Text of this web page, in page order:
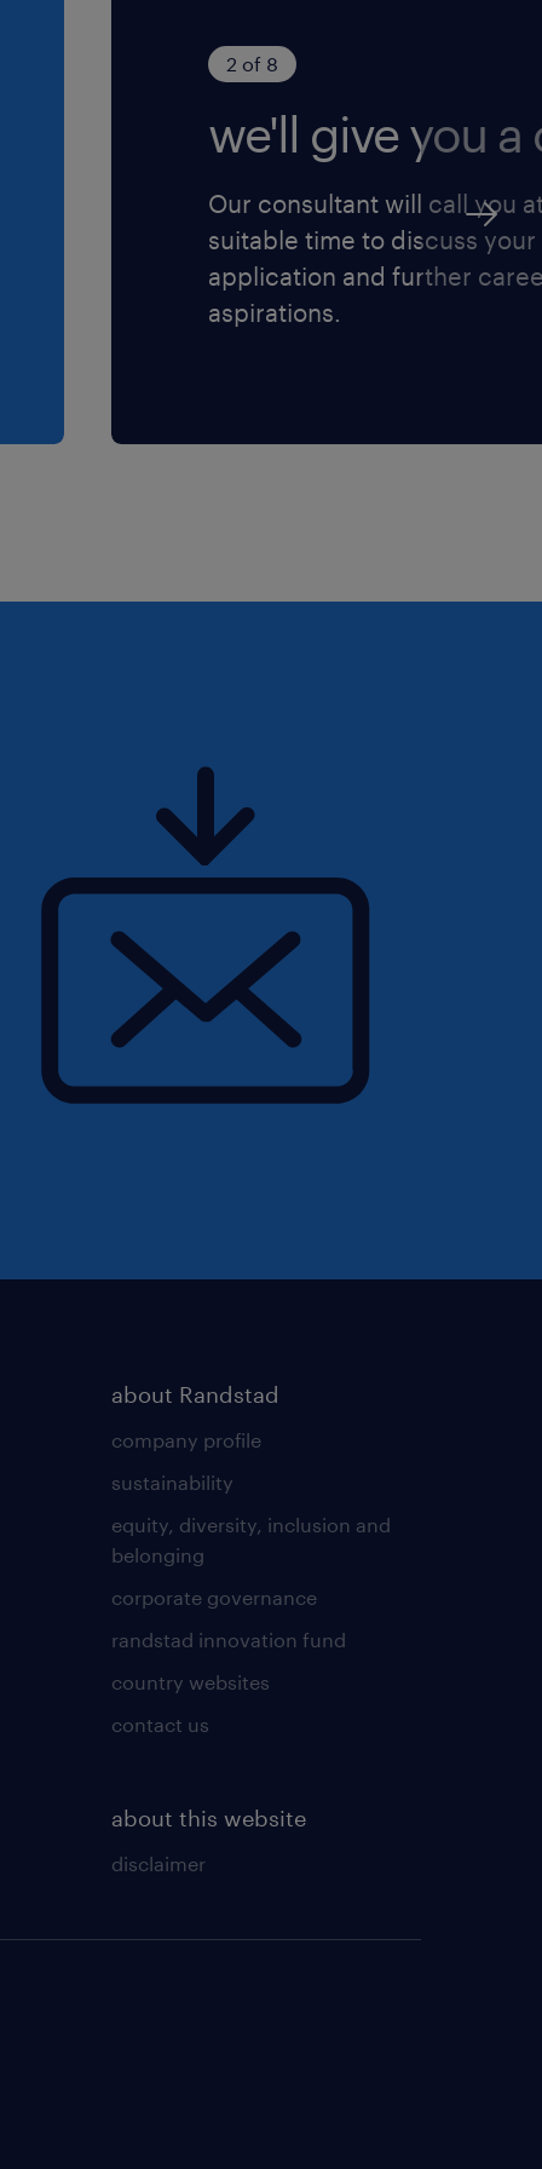
dell'art. 13
2 of 8
we'll give you a
Our consultant will call you
suitable time to discuss your
application and further
aspirations.
about Randstad
company profile
sustainability
equity, diversity, inclusion and
belonging
corporate governance
randstad innovation fund
country websites
contact us
about this website
disclaimer